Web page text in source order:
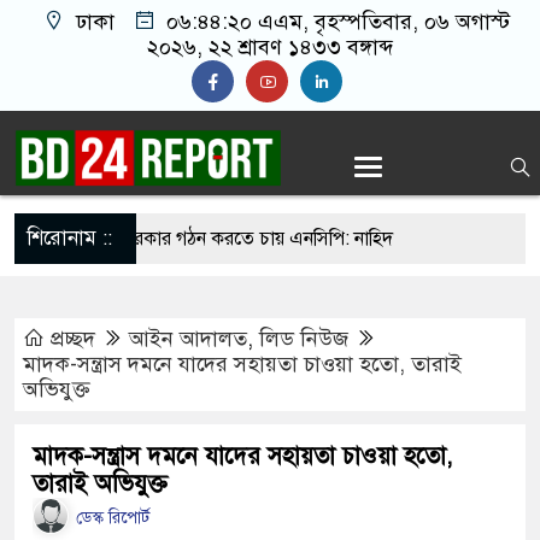
ঢাকা ০৬:৪৪:২১ এএম, বৃহস্পতিবার, ০৬ অগাস্ট
২০২৬, ২২ শ্রাবণ ১৪৩৩ বঙ্গাব্দ
শিরোনাম ::
মধ্যে সরকার গঠন করতে চায় এনসিপি: নাহিদ
ওদের?”, ফোনে শিক্ষার্থীদের ওপর হামলার নির্দেশ
চাইলেও ফিফা সভাপতি পদেই থাকছেন ইনফান্তিনো
মাতরম’ গাইলে ‘আকাশ ভেঙে পড়বে না’: কলকাতা
প্রচ্ছদ আইন আদালত,লিড নিউজ
মাদক-সন্ত্রাস দমনে যাদের সহায়তা চাওয়া হতো, তারাই
অভিযুক্ত
মাদক-সন্ত্রাস দমনে যাদের সহায়তা চাওয়া হতো,
তারাই অভিযুক্ত
ডেস্ক রিপোর্ট